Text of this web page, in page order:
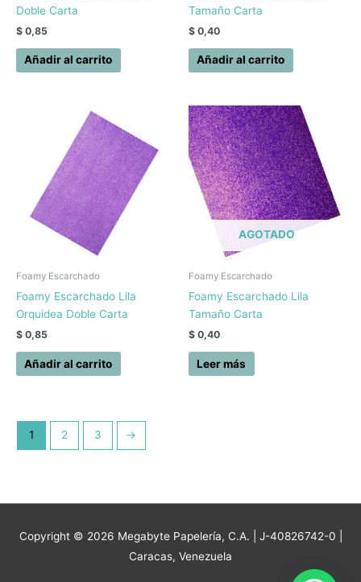
Doble Carta
$ 0,85
Añadir al carrito
Tamaño Carta
$ 0,40
Añadir al carrito
Foamy Escarchado
Foamy Escarchado Lila
Orquidea Doble Carta
$ 0,85
Añadir al carrito
AGOTADO
Foamy Escarchado
Foamy Escarchado Lila
Tamaño Carta
$ 0,40
Leer más
1 2 3 →
Copyright © 2026 Megabyte Papelería, C.A. | J-40826742-0 |
Caracas, Venezuela